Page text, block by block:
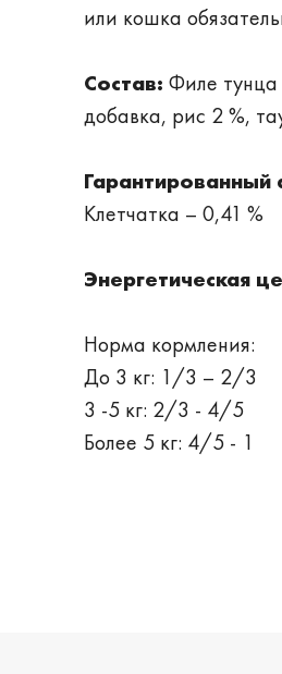
или кошка
Состав: Филе тунца
добавка, рис 2 %,
Гарантированный
Клетчатка – 0,41 %
Энергетическая
Норма кормления:
До 3 кг: 1/3 – 2/3
3 -5 кг: 2/3 - 4/5
Более 5 кг: 4/5 - 1